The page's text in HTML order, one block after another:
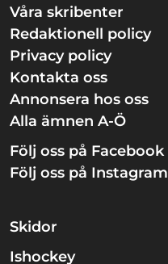
Våra skribenter
Redaktionell policy
Privacy policy
Kontakta oss
Annonsera hos oss
Alla ämnen A-Ö
Följ oss på Facebook
Följ oss på Instagram
Skidor
Ishockey